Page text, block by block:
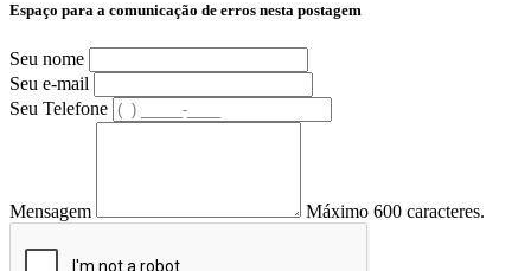
Espaço para a comunicação de erros nesta postagem
Seu nome
Seu e-mail
Seu Telefone
Mensagem Máximo 600 caracteres.